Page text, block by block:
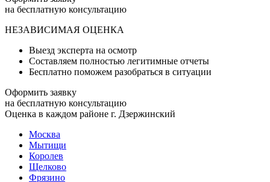
на бесплатную консультацию
НЕЗАВИСИМАЯ ОЦЕНКА
Выезд эксперта на осмотр
Составляем полностью легитимные отчеты
Бесплатно поможем разобраться в ситуации
Оформить заявку
на бесплатную консультацию
Оценка в каждом районе г. Дзержинский
Москва
Мытищи
Королев
Щелково
Фрязино